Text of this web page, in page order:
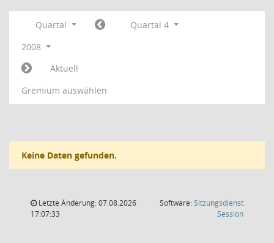
Quartal
Quartal 4
2008
Aktuell
Gremium auswählen
Keine Daten gefunden.
Letzte Änderung: 07.08.2026
17:07:33
Software:Sitzungsdienst
Session(Wird in